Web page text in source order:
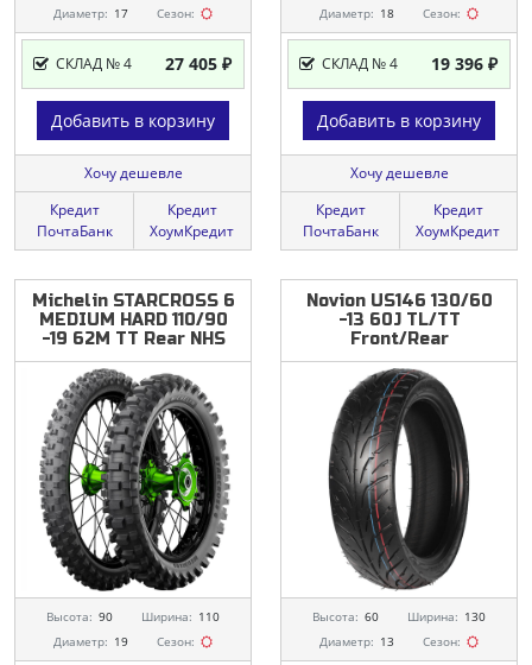
Диаметр: 17 Сезон:
СКЛАД № 4 27 405 ₽
Добавить в корзину
Хочу дешевле
Кредит
ПочтаБанк
Кредит
ХоумКредит
Диаметр: 18 Сезон:
СКЛАД № 4 19 396 ₽
Добавить в корзину
Хочу дешевле
Кредит
ПочтаБанк
Кредит
ХоумКредит
Michelin STARCROSS 6
MEDIUM HARD 110/90
-19 62M TT Rear NHS
Высота: 90 Ширина: 110
Диаметр: 19 Сезон:
Novion US146 130/60
-13 60J TL/TT
Front/Rear
Высота: 60 Ширина: 130
Диаметр: 13 Сезон: